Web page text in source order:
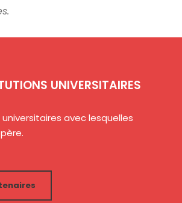
UNIVERSITAIRES
avec lesquelles